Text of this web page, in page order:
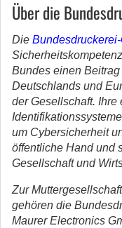
Über die
Die
Bundes einen
Deutschlands und
der Gesellschaft.
um Cybersicherheit
öffentliche Hand und
Gesellschaft und
Zur
gehören die
Maurer Electronics